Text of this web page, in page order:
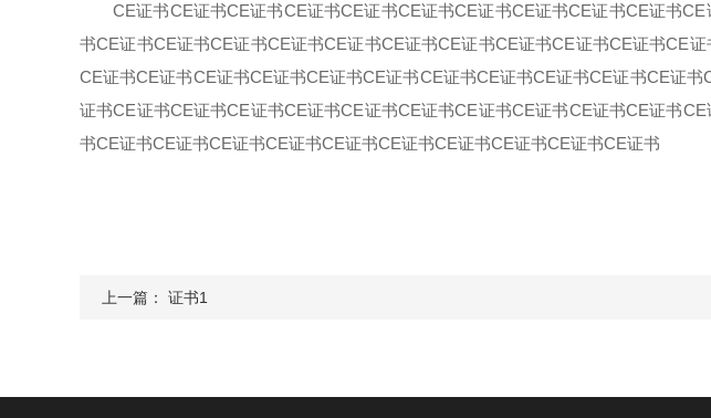
CE证书CE证书CE证书CE证书CE证书CE证书CE证书CE证书CE证书CE证书
书CE证书CE证书CE证书CE证书CE证书CE证书CE证书CE证书CE证书CE证书CE
CE证书CE证书CE证书CE证书CE证书CE证书CE证书CE证书CE证书CE证书CE证
证书CE证书CE证书CE证书CE证书CE证书CE证书CE证书CE证书CE证书CE证书
书CE证书CE证书CE证书CE证书CE证书CE证书CE证书CE证书CE证书CE证书
上一篇： 证书1